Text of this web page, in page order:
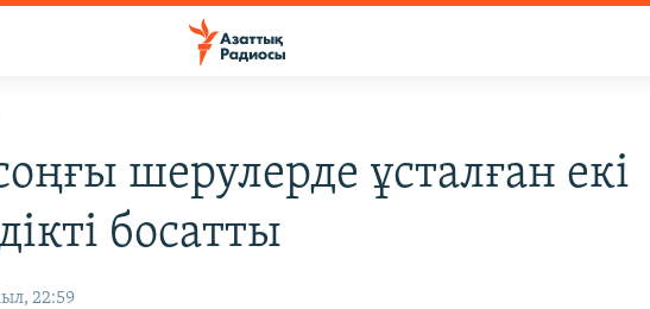
шерулерде ұсталған екі
босатты
22:59